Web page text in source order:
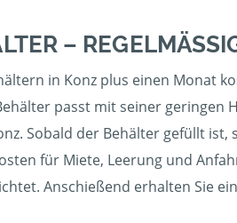
–
in Konz plus einen Monat
passt mit seiner geringen
Sobald der Behälter gefüllt
für Miete, Leerung und
Anschießend erhalten Sie